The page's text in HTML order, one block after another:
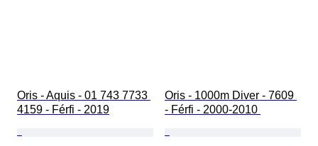
Oris - Aquis - 01 743 7733
4159 - Férfi - 2019
Oris - 1000m Diver - 7609
- Férfi - 2000-2010